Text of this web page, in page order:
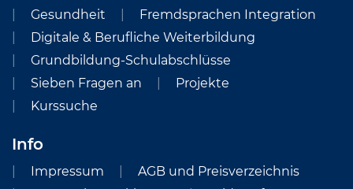
Gesundheit
Fremdsprachen Integration
Digitale & Berufliche Weiterbildung
Grundbildung-Schulabschlüsse
Sieben Fragen an
Projekte
Kurssuche
Info
Impressum
AGB und Preisverzeichnis